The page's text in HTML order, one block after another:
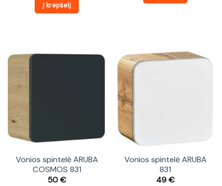
Į krepšelį
Vonios spintelė ARUBA
COSMOS 831
50€
Vonios spintelė ARUBA
831
49€